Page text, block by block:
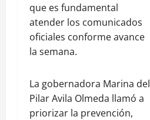
que es fundamental
atender los comunicados
oficiales conforme avance
la semana.
La gobernadora Marina del
Pilar Avila Olmeda llamó a
priorizar la prevención,